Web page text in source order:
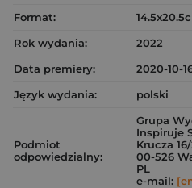
Format:
Rok wydania:
2022
Data premiery:
2020-10-
Język wydania:
polski
Podmiot
odpowiedzialny:
Grupa
Inspiruje
Krucza
00-526
PL
e-mail: